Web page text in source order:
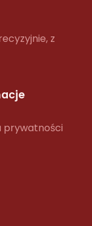
z
prywatności